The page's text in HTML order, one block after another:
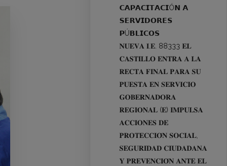
𝗖𝗔𝗣𝗔𝗖𝗜𝗧𝗔𝗖𝗜Ó𝗡 𝗔
𝗦𝗘𝗥𝗩𝗜𝗗𝗢𝗥𝗘𝗦
𝗣Ú𝗕𝗟𝗜𝗖𝗢𝗦
𝐍𝐔𝐄𝐕𝐀 𝐈.𝐄. 88333 𝐄𝐋
𝐂𝐀𝐒𝐓𝐈𝐋𝐋𝐎 𝐄𝐍𝐓𝐑𝐀 𝐀 𝐋𝐀
𝐑𝐄𝐂𝐓𝐀 𝐅𝐈𝐍𝐀𝐋 𝐏𝐀𝐑𝐀 𝐒𝐔
𝐏𝐔𝐄𝐒𝐓𝐀 𝐄𝐍 𝐒𝐄𝐑𝐕𝐈𝐂𝐈𝐎
𝐆𝐎𝐁𝐄𝐑𝐍𝐀𝐃𝐎𝐑𝐀
𝐑𝐄𝐆𝐈𝐎𝐍𝐀𝐋 (𝐄) 𝐈𝐌𝐏𝐔𝐋𝐒𝐀
𝐀𝐂𝐂𝐈𝐎𝐍𝐄𝐒 𝐃𝐄
𝐏𝐑𝐎𝐓𝐄𝐂𝐂𝐈𝐎́𝐍 𝐒𝐎𝐂𝐈𝐀𝐋,
𝐒𝐄𝐆𝐔𝐑𝐈𝐃𝐀𝐃 𝐂𝐈𝐔𝐃𝐀𝐃𝐀𝐍𝐀
𝐘 𝐏𝐑𝐄𝐕𝐄𝐍𝐂𝐈𝐎́𝐍 𝐀𝐍𝐓𝐄 𝐄𝐋